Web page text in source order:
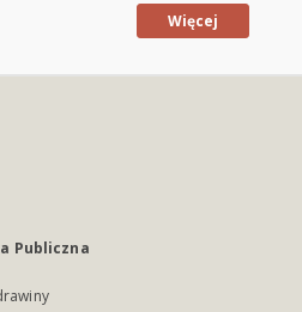
Więcej
Publiczna